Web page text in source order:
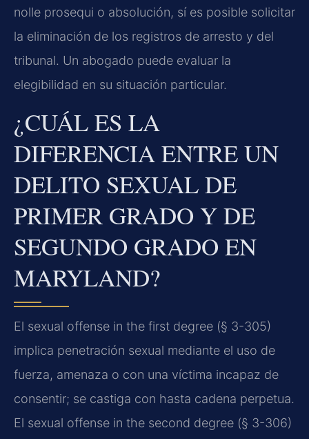
nolle prosequi o absolución, sí es posible solicitar
la eliminación de los registros de arresto y del
tribunal. Un abogado puede evaluar la
elegibilidad en su situación particular.
¿CUÁL ES LA
DIFERENCIA ENTRE UN
DELITO SEXUAL DE
PRIMER GRADO Y DE
SEGUNDO GRADO EN
MARYLAND?
El sexual offense in the first degree (§ 3-305)
implica penetración sexual mediante el uso de
fuerza, amenaza o con una víctima incapaz de
consentir; se castiga con hasta cadena perpetua.
El sexual offense in the second degree (§ 3-306)